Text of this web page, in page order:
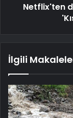
Netflix'ten
İlgili